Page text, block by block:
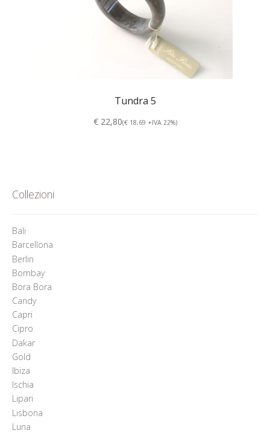
Tundra 5
€ 22,80(€ 18,69 +IVA 22%)
Collezioni
Bali
Barcellona
Berlin
Bombay
Bora Bora
Candy
Capri
Cipro
Dakar
Gold
Ibiza
Ischia
Lipari
Lisbona
Luna